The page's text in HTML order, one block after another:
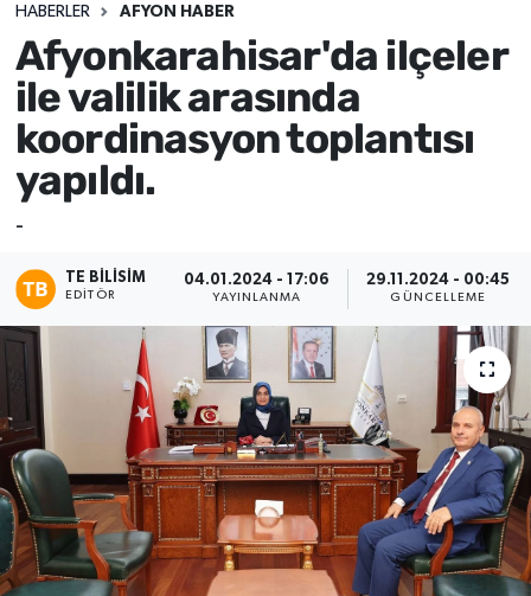
HABERLER AFYON HABER
Afyonkarahisar'da ilçeler
ile valilik arasında
koordinasyon toplantısı
yapıldı.
-
TE BILISIM
EDITÖR
04.01.2024 - 17:06
YAYINLANMA
29.11.2024 - 00:45
GÜNCELLEME
Sağlık
Eğitim
Sivil Toplum
Magazin
Etkinlikler